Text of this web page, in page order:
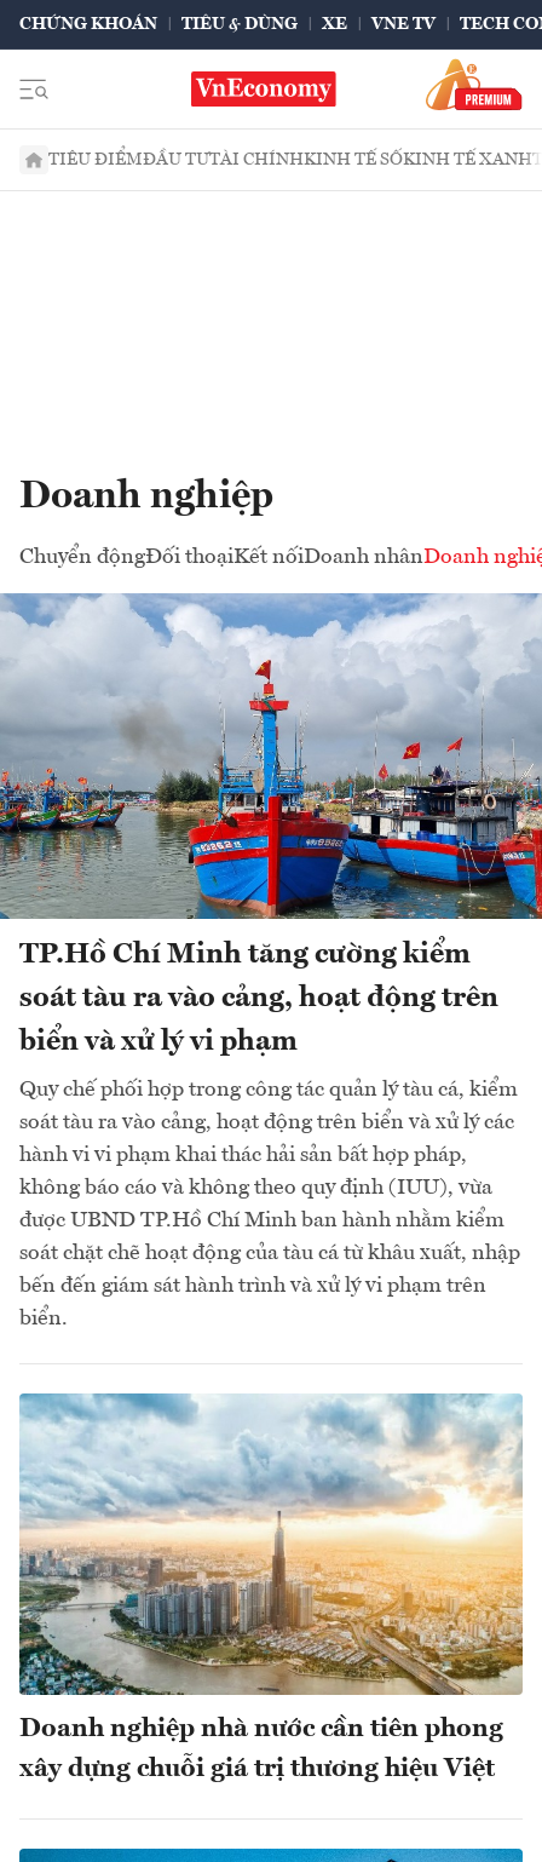
CHỨNG KHOÁN TIÊU & DÙNG XE VNE TV TECH
TIÊU ĐIỂMĐẦU TƯTÀI CHÍNHKINH TẾ SỐKINH TẾ XANH
Doanh nghiệp
Chuyển độngĐối thoạiKết nốiDoanh nhânDoanh
TP.Hồ Chí Minh tăng cường kiểm
soát tàu ra vào cảng, hoạt động trên
biển và xử lý vi phạm
Quy chế phối hợp trong công tác quản lý tàu cá, kiểm
soát tàu ra vào cảng, hoạt động trên biển và xử lý các
hành vi vi phạm khai thác hải sản bất hợp pháp,
không báo cáo và không theo quy định (IUU), vừa
được UBND TP.Hồ Chí Minh ban hành nhằm kiểm
soát chặt chẽ hoạt động của tàu cá từ khâu xuất, nhập
bến đến giám sát hành trình và xử lý vi phạm trên
biển.
Doanh nghiệp nhà nước cần tiên phong
xây dựng chuỗi giá trị thương hiệu Việt